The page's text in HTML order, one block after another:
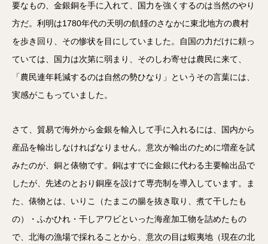
要なもの、金銀銅を手に入れて、国力を強くするのは当然のやり
方だ。利明は1780年代の天明の飢饉のさなかに東北地方の農村
を歩き回り、その惨状を目にしていました。自国の力だけに頼っ
ていては、国力は次第に弱まり、そのしわ寄せは農民に来て、
「農民連年耗減するのは自然の勢ひなり」というその言葉には、
実感がこもっていました。
さて、貿易で海外から金銀を輸入して手に入れるには、国内から
産品を輸出しなければなりません。意次が輸出のために増産を試
みたのが、銅と俵物です。銅はすでに金銀に代わる主要輸出品で
したが、先述のとおり銅座を設けて専売制を導入しています。ま
た、俵物とは、いりこ（たまこの腸を抜き取り、煮て干したも
の）・ふかひれ・干しアワビといった海産加工物を詰めたもの
で、北海の漁場で採れることから、意次の目は蝦夷地（現在の北